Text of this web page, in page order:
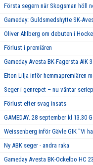
Första segern när Skogsman höll
Gameday: Guldsmedshytte SK-
Oliver Ahlberg om debuten i
Förlust i premiären
Gameday Avesta BK-Fagersta AIK
Elton Lilja inför hemmapremiären
Seger i genrepet – nu väntar
Förlust efter svag insats
GAMEDAY. 28 september kl 13.30
Weissenberg inför Gävle GIK "Vi
Ny ABK seger - andra raka
Gameday Avesta BK-Ockelbo HC